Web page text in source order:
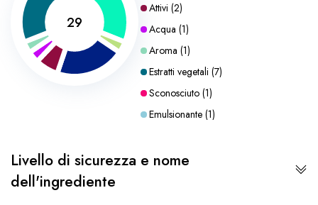
29
Attivi (2)
Acqua (1)
Aroma (1)
Estratti vegetali (7)
Sconosciuto (1)
Emulsionante (1)
Livello di sicurezza e nome
dell'ingrediente